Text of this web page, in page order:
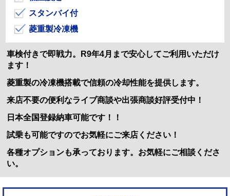
スタンバイ付
菱重製冷凍機
車検付きで即戦力。R9年4月まで安心してご利用いただけ
ます！
菱重製の冷凍機搭載で信頼の冷却性能を提供します。
来店不要の便利なライブ商談や出張商談好評受付中！
日本全国登録納車可能です！！
試乗も可能ですのでお気軽にご来店ください！
各種オプションも承っております。お気軽にご相談くださ
い。